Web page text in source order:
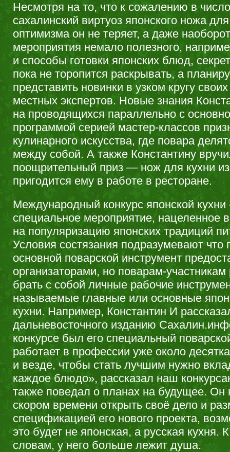
Несмотря на то, что к сожалению в
сахалинский виртуоз японского ножа
оптимизма он не теряет, а даже
мероприятия немало полезного,
и способы готовки японских блюд,
пока не торопится раскрывать, а
представить новинки в узком кругу
местных экспертов. Новые знания
на проводящихся параллельно с
программой серией мастер-классов
кулинарного искусства, где повара
между собой. А также Константину
поощрительный приз — нож для кухни
пригодится ему в работе в ресторане.
Международный конкурс японской
специальное мероприятие, нацеленное
на популяризацию японских традиций
Условия состязания подразумевают что
основной поварской инструмент
организаторами, но поварам-
брать с собой личные рабочие
называемые главные или основные
кухни. Например, Константин И
дальневосточного изданию
конкурсе был его специальный
работает в профессии уже около
и везде, чтобы стать лучшим нужно
каждое блюдо», рассказал наш
также поведал о планах на будущее. Он
скором времени открыть своё дело и
спецификацией его нового проекта,
это будет не японская, а русская кухня.
словам, у него больше лежит душа.